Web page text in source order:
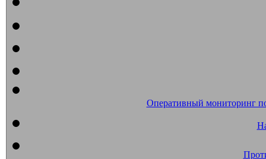
Оперативный мониторинг